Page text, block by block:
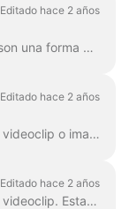
Editado hace 2 años
Las barras de progreso animadas son una forma estupenda de mantener la atención de los espectadores y aumentar el tiempo de visionado de tus vídeos. Aprende a añadir una barra de progreso dinámica a...
Editado hace 2 años
En Wave.video, puedes recortar tu videoclip o imagen. Esta función funciona para los videoclips/imágenes que subas al creador de vídeo y para los que elijas...
Editado hace 2 años
En Wave.video, puedes recortar tu videoclip. Esta función funciona tanto para los videoclips que subas al editor de vídeo como para los que elijas...